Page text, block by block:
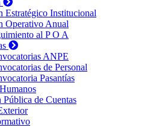
Estratégico Institucional
Operativo Anual
al P O A
ANPE
de Personal
Pasantías
de Cuentas